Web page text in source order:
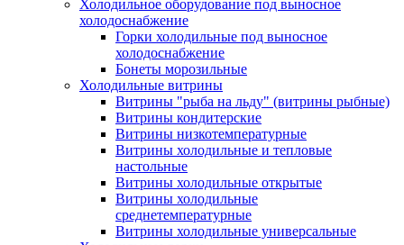
Холодильное оборудование под выносное
холодоснабжение
Горки холодильные под выносное
холодоснабжение
Бонеты морозильные
Холодильные витрины
Витрины "рыба на льду" (витрины рыбные)
Витрины кондитерские
Витрины низкотемпературные
Витрины холодильные и тепловые
настольные
Витрины холодильные открытые
Витрины холодильные
среднетемпературные
Витрины холодильные универсальные